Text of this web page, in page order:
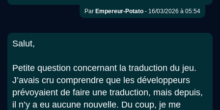
Par Empereur-Potato - 16/03/2026 à 05:54
Salut,
Petite question concernant la traduction du jeu.
J’avais cru comprendre que les développeurs
prévoyaient de faire une traduction, mais depuis,
il n’y a eu aucune nouvelle. Du coup, je me